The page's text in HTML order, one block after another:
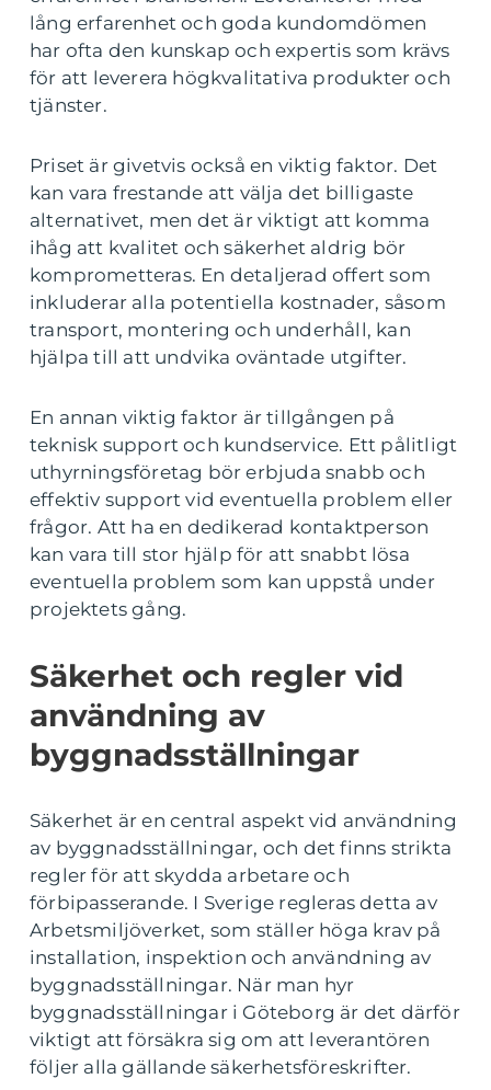
lång erfarenhet och goda kundomdömen
har ofta den kunskap och expertis som krävs
för att leverera högkvalitativa produkter och
tjänster.
Priset är givetvis också en viktig faktor. Det
kan vara frestande att välja det billigaste
alternativet, men det är viktigt att komma
ihåg att kvalitet och säkerhet aldrig bör
komprometteras. En detaljerad offert som
inkluderar alla potentiella kostnader, såsom
transport, montering och underhåll, kan
hjälpa till att undvika oväntade utgifter.
En annan viktig faktor är tillgången på
teknisk support och kundservice. Ett pålitligt
uthyrningsföretag bör erbjuda snabb och
effektiv support vid eventuella problem eller
frågor. Att ha en dedikerad kontaktperson
kan vara till stor hjälp för att snabbt lösa
eventuella problem som kan uppstå under
projektets gång.
Säkerhet och regler vid
användning av
byggnadsställningar
Säkerhet är en central aspekt vid användning
av byggnadsställningar, och det finns strikta
regler för att skydda arbetare och
förbipasserande. I Sverige regleras detta av
Arbetsmiljöverket, som ställer höga krav på
installation, inspektion och användning av
byggnadsställningar. När man hyr
byggnadsställningar i Göteborg är det därför
viktigt att försäkra sig om att leverantören
följer alla gällande säkerhetsföreskrifter.